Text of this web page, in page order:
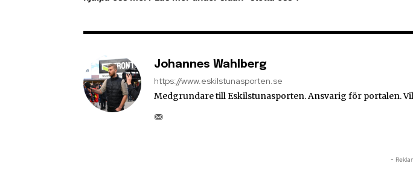
Johannes Wahlberg
https://www.eskilstunasporten.se
Medgrundare till Eskilstunasporten. Ansvarig för portalen.
-